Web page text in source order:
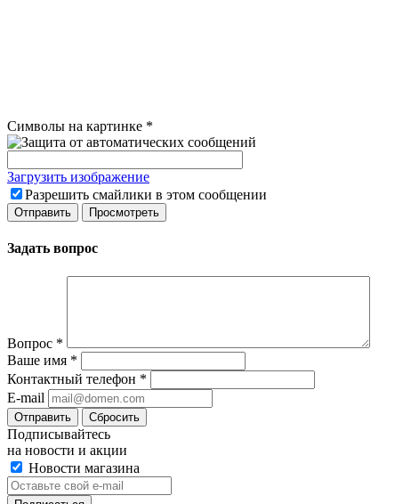
Символы на картинке *
Загрузить изображение
Разрешить смайлики в этом сообщении
Задать вопрос
Вопрос *
Ваше имя *
Контактный телефон *
E-mail
Сбросить
Подписывайтесь
на новости и акции
Новости магазина